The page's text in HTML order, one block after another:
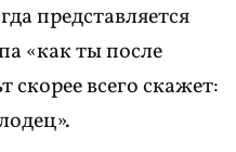
представляется
«как ты после
скорее всего скажет: